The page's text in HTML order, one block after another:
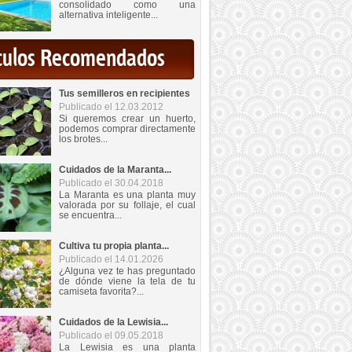
consolidado como una
alternativa inteligente...
Recomendados
Tus semilleros en recipientes
Publicado el 12.03.2012
Si queremos crear un huerto,
podemos comprar directamente
los brotes...
Cuidados de la Maranta...
Publicado el 30.04.2018
La Maranta es una planta muy
valorada por su follaje, el cual
se encuentra...
Cultiva tu propia planta...
Publicado el 14.01.2026
¿Alguna vez te has preguntado
de dónde viene la tela de tu
camiseta favorita?...
Cuidados de la Lewisia...
Publicado el 09.05.2018
La Lewisia es una planta